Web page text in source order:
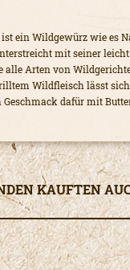
ein Wildgewürz wie es
mit seiner
alle Arten von
Wildfleisch lässt
Geschmack dafür mit
KAUFTEN